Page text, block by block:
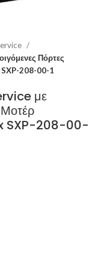
Πόρτες
208-00-1
με
SXP-208-00-